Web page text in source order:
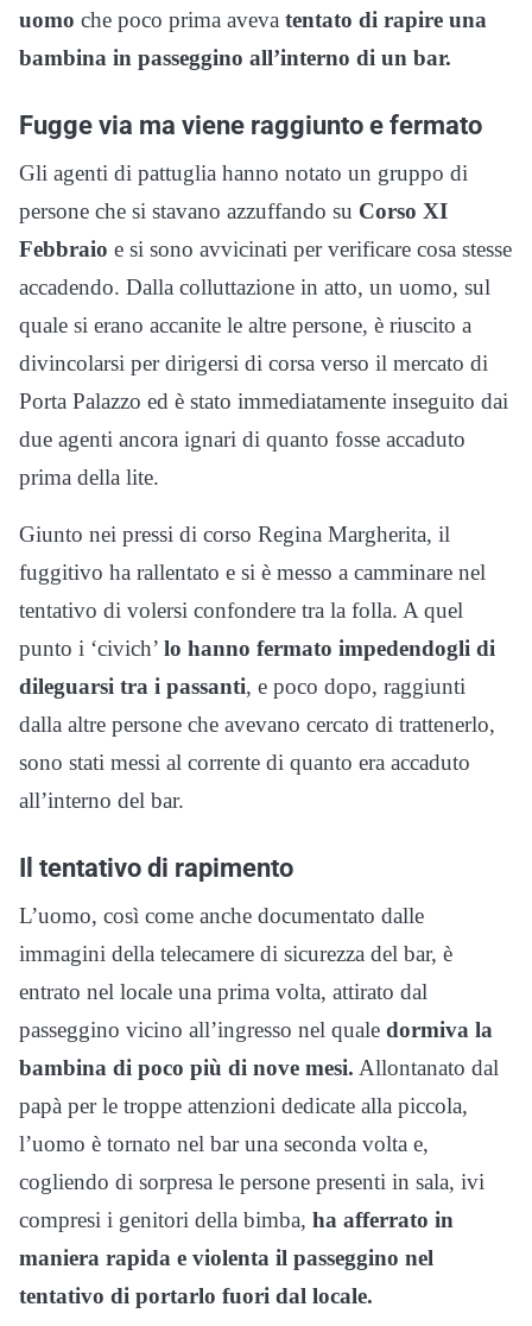
uomo che poco prima aveva tentato di rapire una
bambina in passeggino all’interno di un bar.
Fugge via ma viene raggiunto e fermato
Gli agenti di pattuglia hanno notato un gruppo di
persone che si stavano azzuffando su Corso XI
Febbraio e si sono avvicinati per verificare cosa stesse
accadendo. Dalla colluttazione in atto, un uomo, sul
quale si erano accanite le altre persone, è riuscito a
divincolarsi per dirigersi di corsa verso il mercato di
Porta Palazzo ed è stato immediatamente inseguito dai
due agenti ancora ignari di quanto fosse accaduto
prima della lite.
Giunto nei pressi di corso Regina Margherita, il
fuggitivo ha rallentato e si è messo a camminare nel
tentativo di volersi confondere tra la folla. A quel
punto i ‘civich’ lo hanno fermato impedendogli di
dileguarsi tra i passanti, e poco dopo, raggiunti
dalla altre persone che avevano cercato di trattenerlo,
sono stati messi al corrente di quanto era accaduto
all’interno del bar.
Il tentativo di rapimento
L’uomo, così come anche documentato dalle
immagini della telecamere di sicurezza del bar, è
entrato nel locale una prima volta, attirato dal
passeggino vicino all’ingresso nel quale dormiva la
bambina di poco più di nove mesi. Allontanato dal
papà per le troppe attenzioni dedicate alla piccola,
l’uomo è tornato nel bar una seconda volta e,
cogliendo di sorpresa le persone presenti in sala, ivi
compresi i genitori della bimba, ha afferrato in
maniera rapida e violenta il passeggino nel
tentativo di portarlo fuori dal locale.